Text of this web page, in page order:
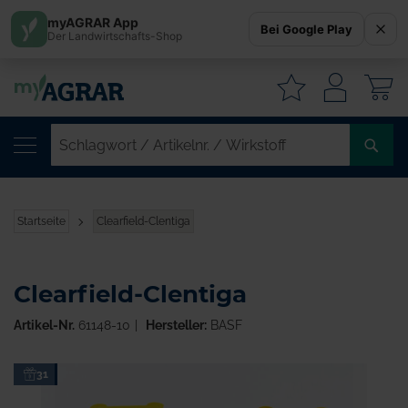
Startseite Clearfield-Clentiga
Zum31
Clearfield-Clentiga
Artikel-Nr. 61148-10 Hersteller:BASF
myAGRAR App
Der Landwirtschafts-Shop Bei Google Play